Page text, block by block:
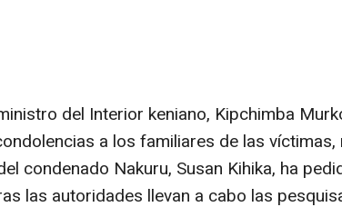
del Interior keniano, Kipchimba
a los familiares de las víctimas,
condenado Nakuru, Susan Kihika, ha
las autoridades llevan a cabo las